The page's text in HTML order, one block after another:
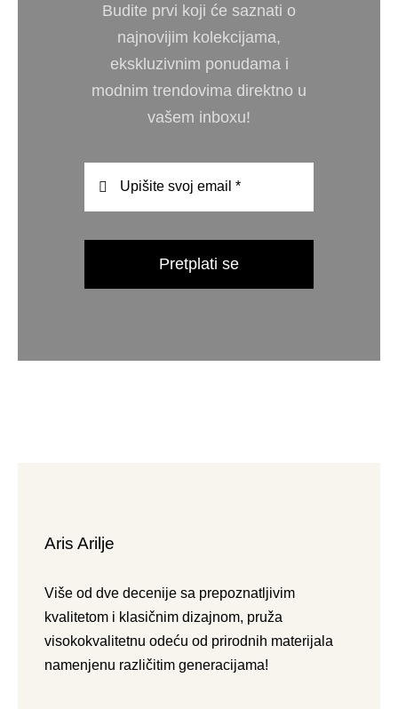
Budite prvi koji će saznati o
najnovijim kolekcijama,
ekskluzivnim ponudama i
modnim trendovima direktno u
vašem inboxu!
Pretplati se
Aris Arilje
Više od dve decenije sa prepoznatljivim
kvalitetom i klasičnim dizajnom, pruža
visokokvalitetnu odeću od prirodnih materijala
namenjenu različitim generacijama!